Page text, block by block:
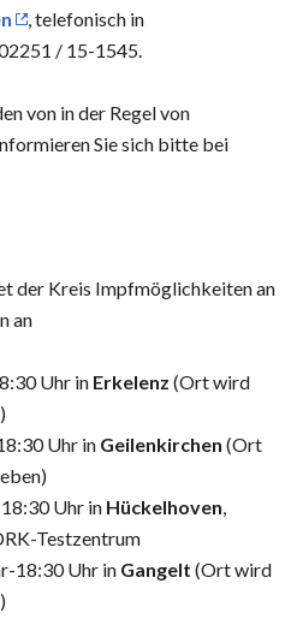
, telefonisch in
/ 15-1545.
von in der Regel von
Sie sich bitte bei
der Kreis Impfmöglichkeiten an
an
Uhr in Erkelenz (Ort wird
Uhr in Geilenkirchen (Ort
Uhr in Hückelhoven,
Testzentrum
18:30 Uhr in Gangelt (Ort wird